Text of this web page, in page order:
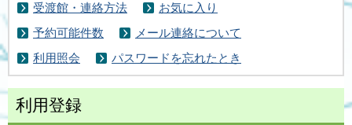
受渡館・連絡方法
お気に入り
予約可能件数
メール連絡について
利用照会
パスワードを忘れたとき
利用登録